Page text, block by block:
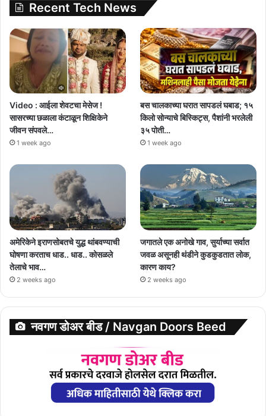
Recent Tech News
Video : आईला शेवटचा मेसेज !
सासरच्या छळाला कंटाळून शिक्षिकेने
जीवन संपवले…
1 week ago
बस चालकाच्या घरात सापडलं घबाड; १५
किलो सोन्याचे बिस्किट्स, पैशांनी भरलेली
३५ पोती…
1 week ago
अमेरिकेने इराणसोबतचे युद्ध थांबवण्याची
घोषणा करताच धाड.. धाड.. कोसळले
तेलाचे भाव…
2 weeks ago
जगातले एक अनोखे गाव, सुर्याच्या सर्वात
जवळ असूनही थंडीने कुडकुडतात लोक,
कारण काय?
2 weeks ago
नवगण डोअर बीड / Navgan Doors Beed